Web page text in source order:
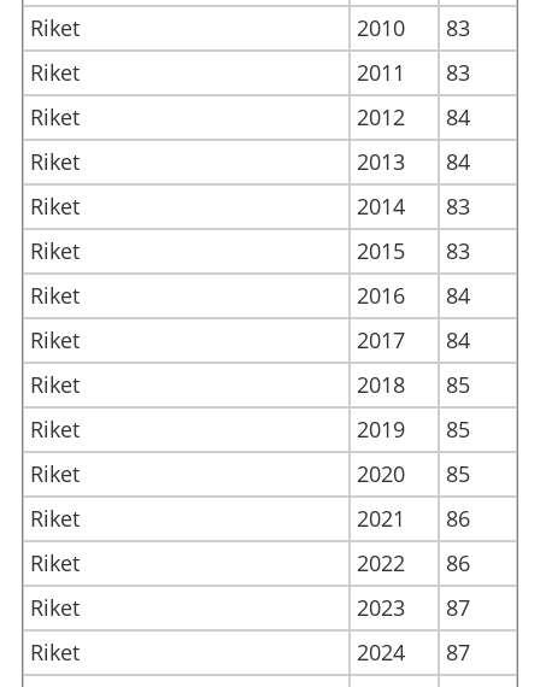
Riket
2010
83
Riket
2011
83
Riket
2012
84
Riket
2013
84
Riket
2014
83
Riket
2015
83
Riket
2016
84
Riket
2017
84
Riket
2018
85
Riket
2019
85
Riket
2020
85
Riket
2021
86
Riket
2022
86
Riket
2023
87
Riket
2024
87